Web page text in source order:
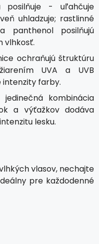
posilňuje - uľahčuje
uhladzuje; rastlinné
panthenol posilňujú
vlhkosť.
ochraňujú štruktúru
UVA a UVB
farby.
kombinácia
a výťažkov dodáva
lesku.
vlasov, nechajte
pre každodenné